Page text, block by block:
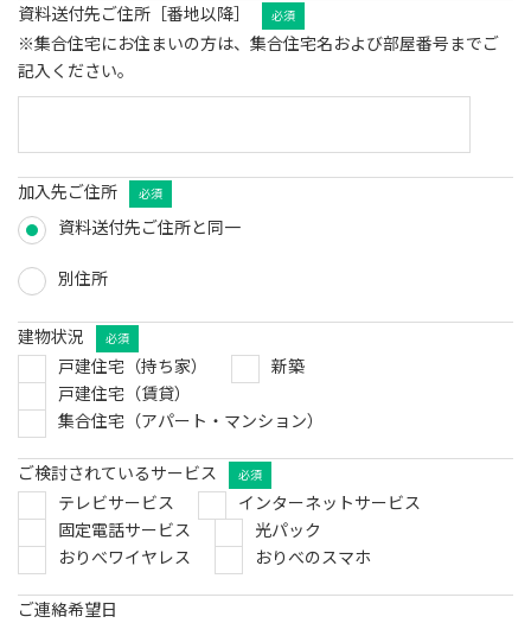
資料送付先ご住所［番地以降］ 必須
※集合住宅にお住まいの方は、集合住宅名および部屋番号までご
記入ください。
加入先ご住所 必須
資料送付先ご住所と同一
別住所
建物状況 必須
戸建住宅（持ち家）
新築
戸建住宅（賃貸）
集合住宅（アパート・マンション）
ご検討されているサービス 必須
テレビサービス
インターネットサービス
固定電話サービス
光パック
おりべワイヤレス
おりべのスマホ
ご連絡希望日